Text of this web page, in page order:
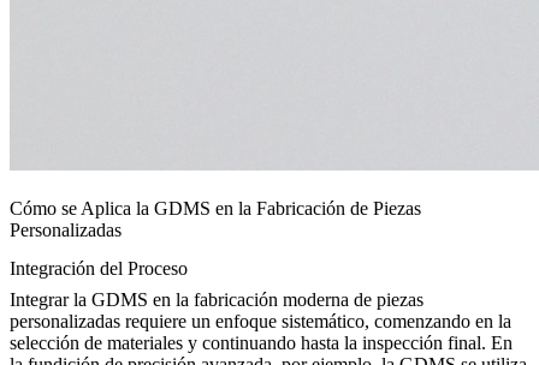
Cómo se Aplica la GDMS en la Fabricación de Piezas
Personalizadas
Integración del Proceso
Integrar la GDMS en la fabricación moderna de piezas
personalizadas requiere un enfoque sistemático, comenzando en la
selección de materiales y continuando hasta la inspección final. En